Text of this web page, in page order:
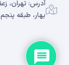
بهار، طبقه پنجم